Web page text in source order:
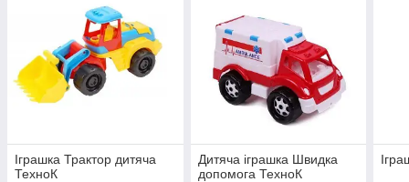
Іграшка Трактор дитяча
ТехноК
Дитяча іграшка Швидка
допомога ТехноК